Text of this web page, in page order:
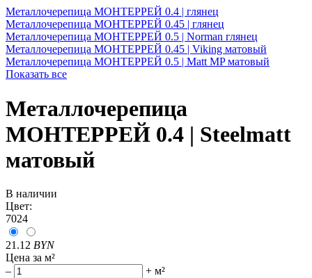
Металлочерепица МОНТЕРРЕЙ 0.4 | глянец
Металлочерепица МОНТЕРРЕЙ 0.45 | глянец
Металлочерепица МОНТЕРРЕЙ 0.5 | Norman глянец
Металлочерепица МОНТЕРРЕЙ 0.45 | Viking матовый
Металлочерепица МОНТЕРРЕЙ 0.5 | Matt MP матовый
Показать все
Металлочерепица
МОНТЕРРЕЙ 0.4 | Steelmatt
матовый
В наличии
Цвет:
7024
21.12 BYN
Цена за м²
–
+ м²